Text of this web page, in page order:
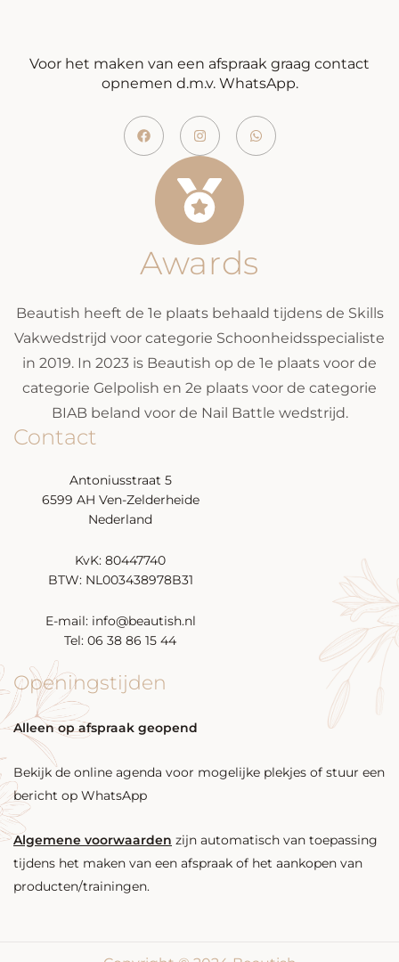
Awards
Beautish heeft de 1e plaats behaald tijdens de Skills
Vakwedstrijd voor categorie Schoonheidsspecialiste
in 2019. In 2023 is Beautish op de 1e plaats voor de
categorie Gelpolish en 2e plaats voor de categorie
BIAB beland voor de Nail Battle wedstrijd.
Voor het maken van een afspraak graag contact
opnemen d.m.v. WhatsApp.
Contact
Antoniusstraat 5
6599 AH Ven-Zelderheide
Nederland
KvK: 80447740
BTW: NL003438978B31
E-mail: info@beautish.nl
Tel: 06 38 86 15 44
Openingstijden
Alleen op afspraak geopend
Bekijk de online agenda voor mogelijke plekjes of stuur een
bericht op WhatsApp
Algemene voorwaarden zijn automatisch van toepassing
tijdens het maken van een afspraak of het aankopen van
producten/trainingen.